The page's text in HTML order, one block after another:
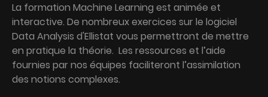
La formation Machine Learning est animée et
interactive. De nombreux exercices sur le logiciel
Data Analysis d'Ellistat vous permettront de mettre
en pratique la théorie. Les ressources et l’aide
fournies par nos équipes faciliteront l’assimilation
des notions complexes.